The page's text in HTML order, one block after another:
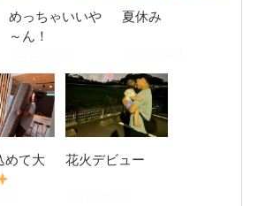
めっちゃいいや
～ん！
夏休み
めて大
花火デビュー